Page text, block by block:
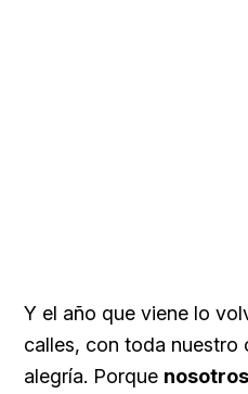
Y el año que viene lo
calles, con toda nuestro
alegría. Porque